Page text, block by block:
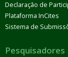
Declaração de
Plataforma InCites
Sistema de
Pesquisadores